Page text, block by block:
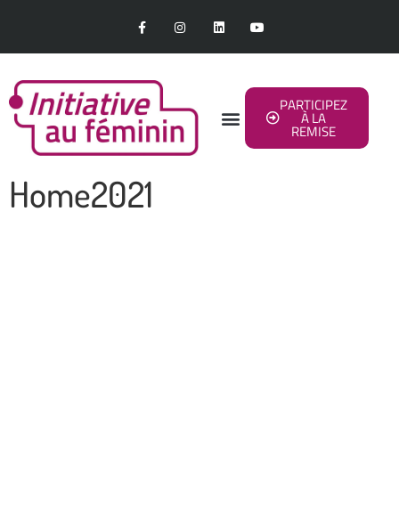
PARTICIPEZ
À LA
REMISE
Home2021